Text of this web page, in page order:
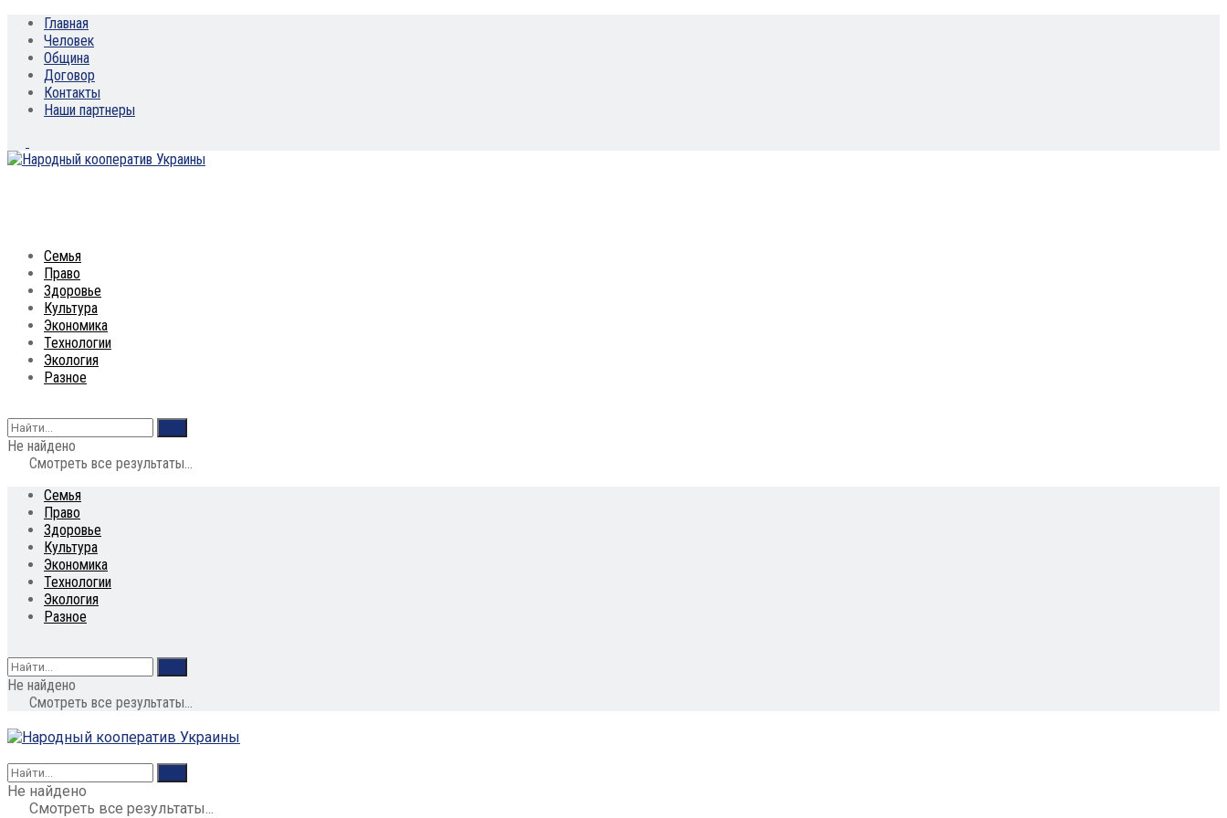
Главная
Человек
Община
Договор
Контакты
Наши партнеры
Семья
Право
Здоровье
Культура
Экономика
Технологии
Экология
Разное
Не найдено
Смотреть все результаты...
Семья
Право
Здоровье
Культура
Экономика
Технологии
Экология
Разное
Не найдено
Смотреть все результаты...
Не найдено
Смотреть все результаты...